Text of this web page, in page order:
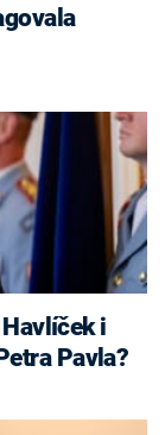
Pavla?